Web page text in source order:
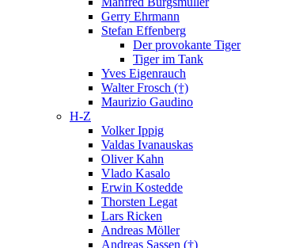
Gerry Ehrmann
Stefan Effenberg
Der provokante Tiger
Tiger im Tank
Yves Eigenrauch
Walter Frosch (†)
Maurizio Gaudino
H-Z
Volker Ippig
Valdas Ivanauskas
Oliver Kahn
Vlado Kasalo
Erwin Kostedde
Thorsten Legat
Lars Ricken
Andreas Möller
Andreas Sassen (†)